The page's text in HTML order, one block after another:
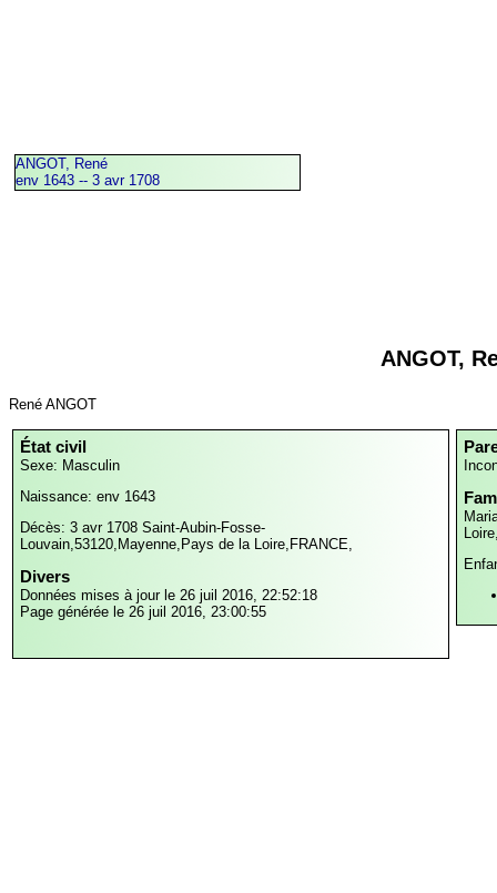
ANGOT, René
env 1643 -- 3 avr 1708
ANGOT,
René ANGOT
État civil
Sexe: Masculin
Naissance: env 1643
Décès: 3 avr 1708 Saint-Aubin-Fosse-
Louvain,53120,Mayenne,Pays de la Loire,FRANCE,
Divers
Données mises à jour le 26 juil 2016, 22:52:18
Page générée le 26 juil 2016, 23:00:55